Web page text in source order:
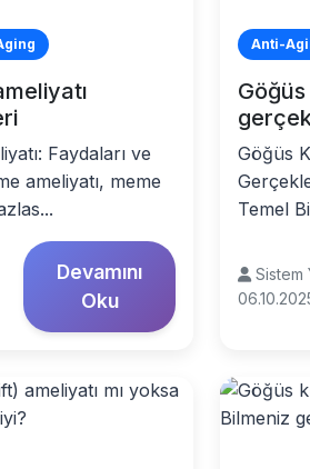
Faydaları ve
ameliyatı, meme
Devamını
Oku
Anti-
Göğüs
Temel
Sistem